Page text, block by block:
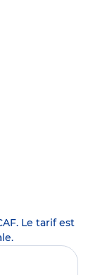
Le tarif est